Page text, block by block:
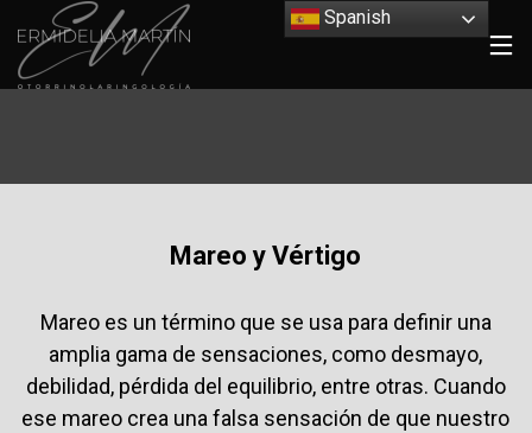
Mareo y Vértigo
Mareo es un término que se usa para definir una
amplia gama de sensaciones, como desmayo,
debilidad, pérdida del equilibrio, entre otras. Cuando
ese mareo crea una falsa sensación de que nuestro
Spanish